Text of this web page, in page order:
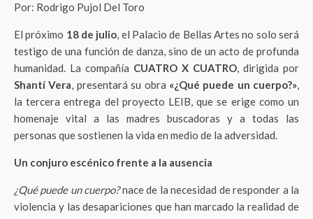
Por: Rodrigo Pujol Del Toro
El próximo 18 de julio, el Palacio de Bellas Artes no solo será
testigo de una función de danza, sino de un acto de profunda
humanidad. La compañía CUATRO X CUATRO, dirigida por
Shantí Vera, presentará su obra «¿Qué puede un cuerpo?»,
la tercera entrega del proyecto LEIB, que se erige como un
homenaje vital a las madres buscadoras y a todas las
personas que sostienen la vida en medio de la adversidad.
Un conjuro escénico frente a la ausencia
¿Qué puede un cuerpo?nace de la necesidad de responder a la
violencia y las desapariciones que han marcado la realidad de